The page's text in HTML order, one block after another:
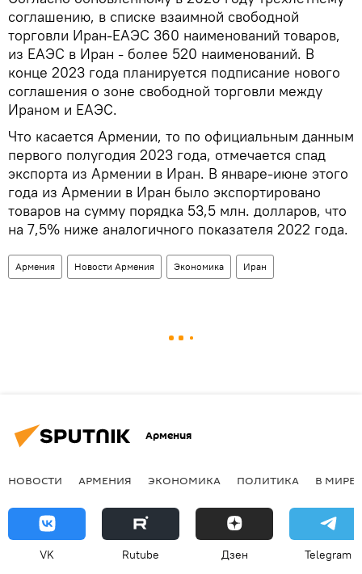
соглашению, в списке взаимной свободной
торговли Иран-ЕАЭС 360 наименований товаров,
из ЕАЭС в Иран - более 520 наименований. В
конце 2023 года планируется подписание нового
соглашения о зоне свободной торговли между
Ираном и ЕАЭС.
Что касается Армении, то по официальным данным
первого полугодия 2023 года, отмечается спад
экспорта из Армении в Иран. В январе-июне этого
года из Армении в Иран было экспортировано
товаров на сумму порядка 53,5 млн. долларов, что
на 7,5% ниже аналогичного показателя 2022 года.
Армения Новости Армения Экономика Иран
Армения
НОВОСТИ АРМЕНИЯ ЭКОНОМИКА ПОЛИТИКА В МИРЕ
VK Rutube Дзен Telegram